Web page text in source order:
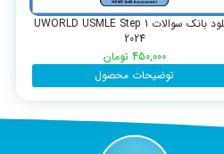
دانلود بانک سوالات UWORLD USMLE Step 1
2024
450,000 تومان
توضیحات محصول